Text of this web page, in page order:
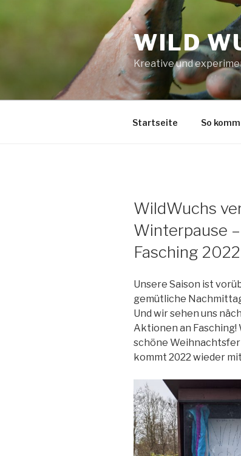
WILD
Kreative und
Startseite So
WildWuchs
Winterpause
Fasching
Unsere Saison ist
gemütliche
Und wir sehen uns
Aktionen an Fasching!
schöne
kommt 2022 wieder